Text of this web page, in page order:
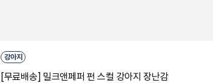
강아지
[무료배송] 밀크앤페퍼 펀 스컬 강아지 장난감